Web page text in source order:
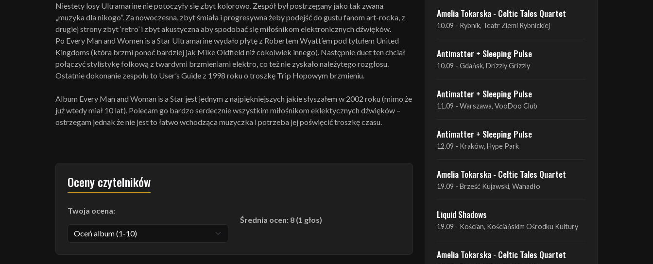
Niestety losy Ultramarine nie potoczyły się zbyt kolorowo. Zespół był postrzegany jako tak zwana
„muzyka dla nikogo”. Za nowoczesna, zbyt śmiała i progresywna żeby podejść do gustu fanom art-rocka, z
drugiej strony zbyt ‘retro’ i zbyt akustyczna aby spodobać się miłośnikom elektronicznych dźwięków.
Po Every Man and Women is a Star Ultramarine wydało płytę z Robertem Wyatt’em pod tytułem United
Kingdoms (która brzmi ponoć bardziej jak Mike Oldfield niż cokolwiek innego). Następnie duet ten chciał
połączyć stylistykę folkową z twardymi brzmieniami elektro, co też nie zyskało należytego rozgłosu.
Ostatnie dokonanie zespołu to User’s Guide z 1998 roku o troszkę Trip Hopowym brzmieniu.
Album Every Man and Woman is a Star jest jednym z najpiękniejszych jakie słyszałem w 2002 roku (mimo że
już wtedy miał 10 lat). Polecam go bardzo serdecznie wszystkim miłośnikom eklektycznych dźwięków –
ostrzegam jednak że nie jest to łatwo wchodząca muzyczka i potrzeba jej poświęcić troszkę czasu.
Oceny czytelników
Twoja ocena:
Średnia ocen: 8 (1 głos)
Antimatter + Sleeping Pulse
10.09 - Gdańsk, Drizzly Grizzly
Antimatter + Sleeping Pulse
11.09 - Warszawa, VooDoo Club
Antimatter + Sleeping Pulse
12.09 - Kraków, Hype Park
Amelia Tokarska - Celtic Tales Quartet
19.09 - Brześć Kujawski, Wahadło
Liquid Shadows
19.09 - Kościan, Kościańskim Ośrodku Kultury
Amelia Tokarska - Celtic Tales Quartet
20.09 - Brześć Kujawski, Wahadło
Red Sand